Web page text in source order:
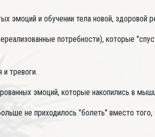
эмоций и обучении тела новой, здоровой
потребности), которые
тревоги.
эмоций, которые накопились в
не приходилось "болеть" вместо того,